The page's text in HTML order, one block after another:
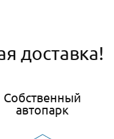
доставка!
Собственный
автопарк